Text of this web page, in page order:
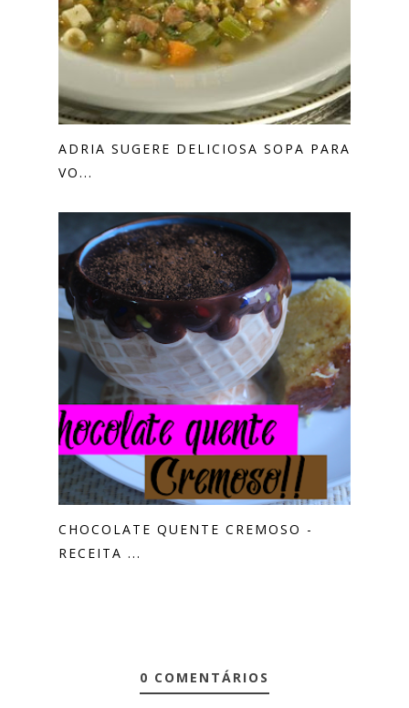
ADRIA SUGERE DELICIOSA SOPA PARA
VO...
CHOCOLATE QUENTE CREMOSO -
RECEITA ...
0 COMENTÁRIOS